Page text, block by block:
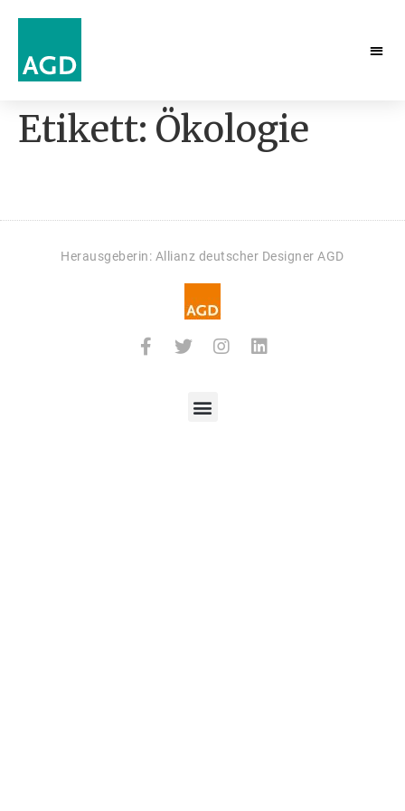
Etikett: Ökologie
Herausgeberin: Allianz deutscher Designer AGD